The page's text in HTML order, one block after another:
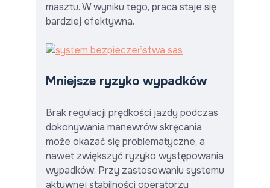
masztu. W wyniku tego, praca staje się
bardziej efektywna.
Mniejsze ryzyko wypadków
Brak regulacji prędkości jazdy podczas
dokonywania manewrów skręcania
może okazać się problematyczne, a
nawet zwiększyć ryzyko występowania
wypadków. Przy zastosowaniu systemu
aktywnej stabilności operatorzy